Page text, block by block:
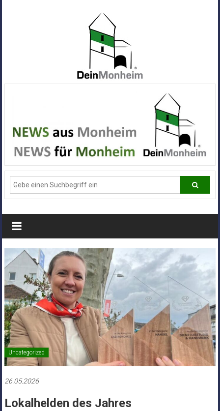
Alle
News
aus
Deiner
Stadt
Monheim
Uncategorized
26.05.2026
Lokalhelden des Jahres